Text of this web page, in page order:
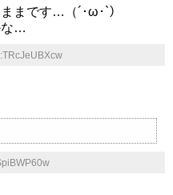
まです…（´･ω･`）
な…